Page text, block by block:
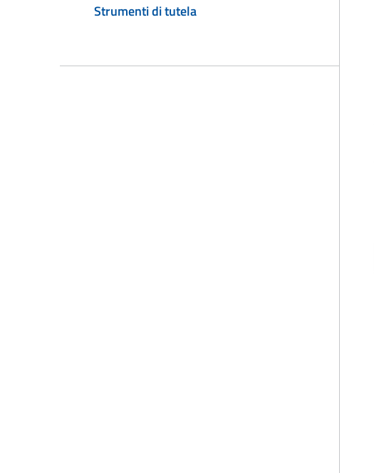
Strumenti di tutela